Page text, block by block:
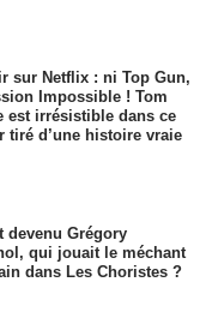
sur Netflix : ni Top Gun,
Impossible ! Tom
est irrésistible dans ce
tiré d’une histoire vraie
devenu Grégory
qui jouait le méchant
dans Les Choristes ?